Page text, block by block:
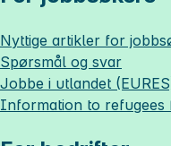
Nyttige artikler for
Spørsmål og svar
Jobbe i utlandet
Information to refugees